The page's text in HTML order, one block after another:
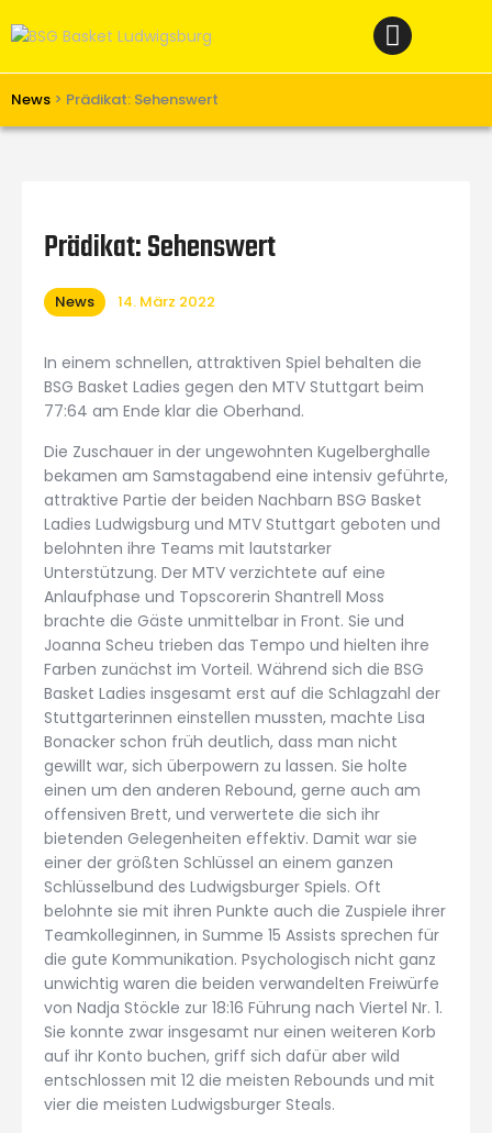
News > Prädikat: Sehenswert
Verein
Unterstützen
Links
Prädikat: Sehenswert
News 14. März 2022
In einem schnellen, attraktiven Spiel behalten die
BSG Basket Ladies gegen den MTV Stuttgart beim
77:64 am Ende klar die Oberhand.
Die Zuschauer in der ungewohnten Kugelberghalle
bekamen am Samstagabend eine intensiv geführte,
attraktive Partie der beiden Nachbarn BSG Basket
Ladies Ludwigsburg und MTV Stuttgart geboten und
belohnten ihre Teams mit lautstarker
Unterstützung. Der MTV verzichtete auf eine
Anlaufphase und Topscorerin Shantrell Moss
brachte die Gäste unmittelbar in Front. Sie und
Joanna Scheu trieben das Tempo und hielten ihre
Farben zunächst im Vorteil. Während sich die BSG
Basket Ladies insgesamt erst auf die Schlagzahl der
Stuttgarterinnen einstellen mussten, machte Lisa
Bonacker schon früh deutlich, dass man nicht
gewillt war, sich überpowern zu lassen. Sie holte
einen um den anderen Rebound, gerne auch am
offensiven Brett, und verwertete die sich ihr
bietenden Gelegenheiten effektiv. Damit war sie
einer der größten Schlüssel an einem ganzen
Schlüsselbund des Ludwigsburger Spiels. Oft
belohnte sie mit ihren Punkte auch die Zuspiele ihrer
Teamkolleginnen, in Summe 15 Assists sprechen für
die gute Kommunikation. Psychologisch nicht ganz
unwichtig waren die beiden verwandelten Freiwürfe
von Nadja Stöckle zur 18:16 Führung nach Viertel Nr. 1.
Sie konnte zwar insgesamt nur einen weiteren Korb
auf ihr Konto buchen, griff sich dafür aber wild
entschlossen mit 12 die meisten Rebounds und mit
vier die meisten Ludwigsburger Steals.